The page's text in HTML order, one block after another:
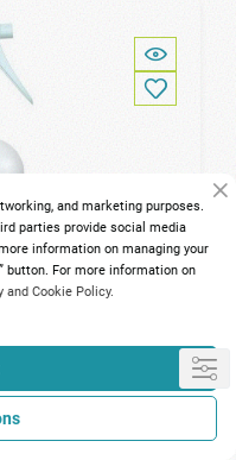
and marketing purposes.
parties provide social media
information on managing your
button. For more information on
and Cookie Policy.